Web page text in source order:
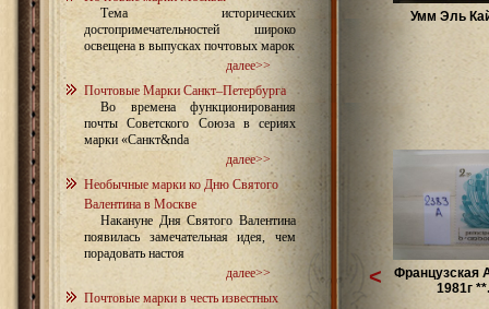
Тема исторических
достопримечательностей широко
освещена в выпусках почтовых марок
далее>>
Почтовые Марки Санкт–Петербурга
Во времена функционирования
почты Советского Союза в сериях
марки «Санкт&nda
далее>>
Необычные марки ко Дню Святого
Валентина в Москве
Накануне Дня Святого Валентина
появилась замечательная идея, чем
порадовать настоя
далее>>
Почтовые марки в честь известных
Умм Эль
Французская
1981г
<